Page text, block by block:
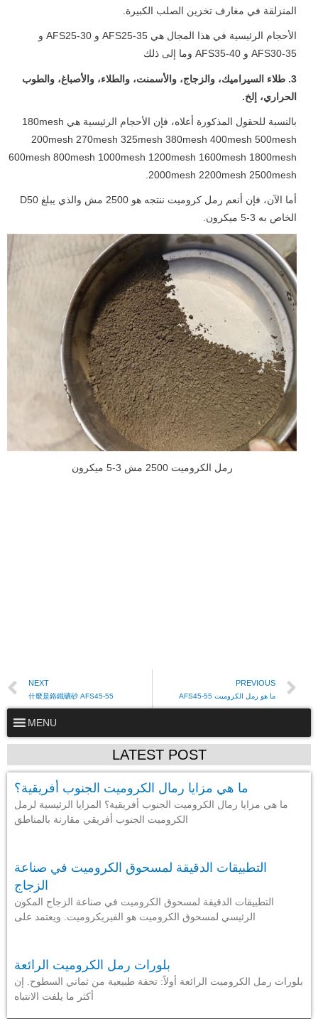
المنزلقة في مغارف تخزين الصلب الكبيرة.
الأحجام الرئيسية في هذا المجال هي AFS25-35 و AFS25-30 و
AFS30-35 و AFS35-40 وما إلى ذلك
3. طلاء السيراميك، والزجاج، والأسمنت، والطلاء، والأصباغ، والطوب
الحراري، إلخ.
بالنسبة للحقول المذكورة أعلاه، فإن الأحجام الرئيسية هي 180mesh
200mesh 270mesh 325mesh 380mesh 400mesh 500mesh
600mesh 800mesh 1000mesh 1200mesh 1600mesh 1800mesh
2000mesh 2200mesh 2500mesh.
أما الآن، فإن أنعم رمل كروميت ننتجه هو 2500 مش والذي يبلغ D50
الخاص به 3-5 ميكرون.
رمل الكروميت 2500 مش 3-5 ميكرون
PREVIOUS
ما هو رمل الكروميت AFS45-55
NEXT
什麼是鉻鐵礦砂 AFS45-55
MENU
LATEST POST
ما هي مزايا رمال الكروميت الجنوب أفريقية؟
ما هي مزايا رمال الكروميت الجنوب أفريقية؟ المزايا الرئيسية لرمل
الكروميت الجنوب أفريقي مقارنة بالمناطق
التطبيقات الدقيقة لمسحوق الكروميت في صناعة
الزجاج
التطبيقات الدقيقة لمسحوق الكروميت في صناعة الزجاج المكون
الرئيسي لمسحوق الكروميت هو الفيريكروميت. ويعتمد على
بلورات رمل الكروميت الرائعة
بلورات رمل الكروميت الرائعة أولاً: تحفة طبيعية من ثماني السطوح. إن
أكثر ما يلفت الانتباه